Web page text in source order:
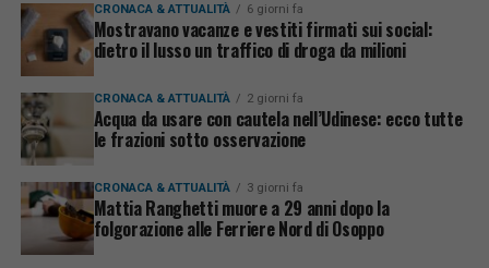
CRONACA & ATTUALITÀ 6 giorni fa
Mostravano vacanze e vestiti firmati sui social:
dietro il lusso un traffico di droga da milioni
CRONACA & ATTUALITÀ 2 giorni fa
Acqua da usare con cautela nell’Udinese: ecco tutte
le frazioni sotto osservazione
CRONACA & ATTUALITÀ 3 giorni fa
Mattia Ranghetti muore a 29 anni dopo la
folgorazione alle Ferriere Nord di Osoppo